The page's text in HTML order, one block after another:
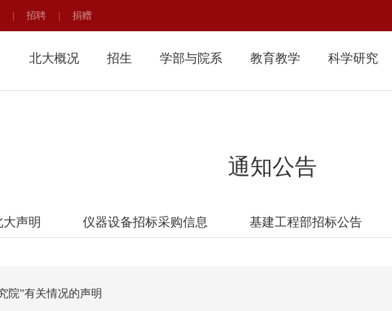
| 招聘 | 捐赠
北大概况 招生 学部与院系 教育教学 科学研究
通知公告
大声明 仪器设备招标采购信息 基建工程部招标公告
院”有关情况的声明